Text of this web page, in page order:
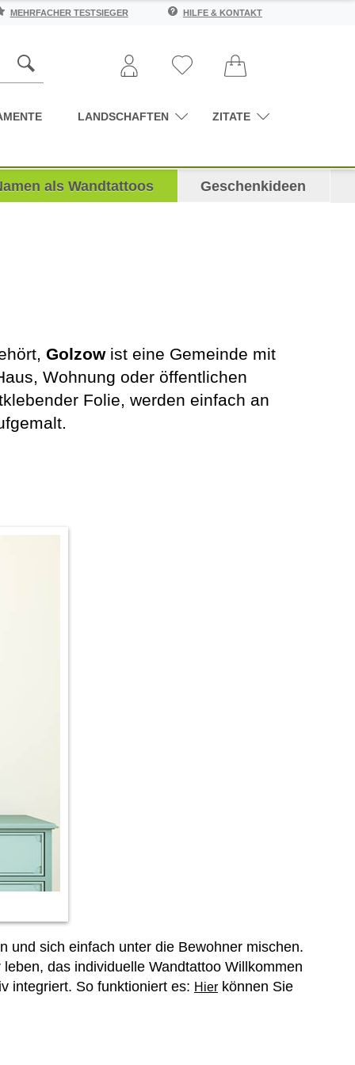
MEHRFACHER TESTSIEGER HILFE & KONTAKT
LANDSCHAFTEN ZITATE
als Wandtattoos Geschenkideen
Golzowist eine Gemeinde mit
Wohnung oder öffentlichen
Folie, werden einfach an
und sich einfach unter die Bewohner mischen.
das individuelle Wandtattoo Willkommen
integriert. So funktioniert es: Hier können Sie